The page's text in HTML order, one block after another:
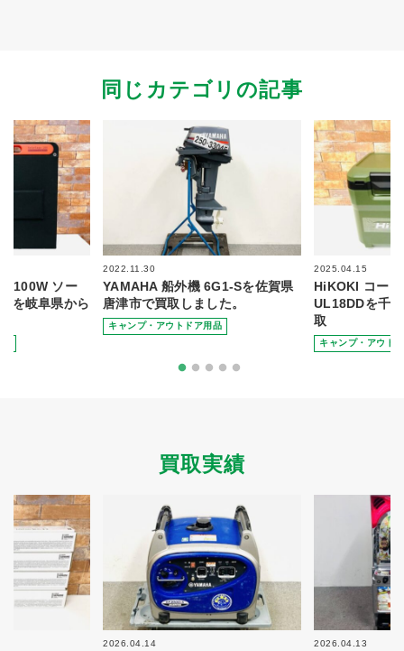
同じカテゴリの記事
100W ソー
を岐阜県から
2022.11.30
YAMAHA 船外機 6G1-Sを佐賀県
唐津市で買取しました。
キャンプ・アウトドア用品
2025.04.15
HiKOKI コー
UL18DDを千
取
キャンプ・アウト
買取実績
2026.04.14 2026.04.13